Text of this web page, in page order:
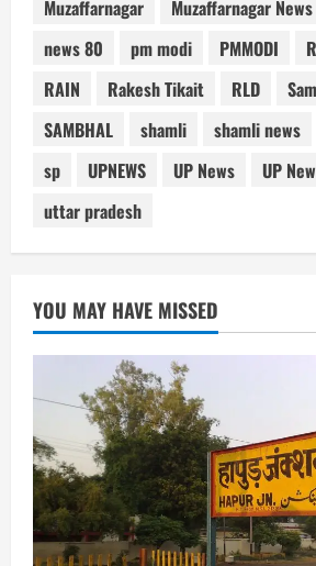
Muzaffarnagar
Muzaffarnagar News
news 80
pm modi PMMODI
RAIN
Rakesh Tikait RLD
SAMBHAL
shamli shamli news
sp
UPNEWS UP News
UP
uttar pradesh
YOU MAY HAVE MISSED